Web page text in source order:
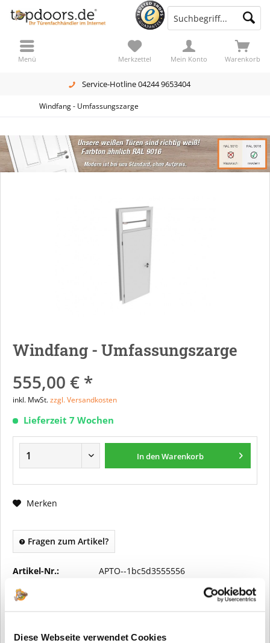
Diese Webseite verwendet Cookies
Service-Hotline 04244 9653404
Warenkorb
Merkzettel Mein Konto
Menü
Windfang - Umfassungszarge
Windfang - Umfassungszarge
555,00 € *
inkl. MwSt.zzgl. Versandkosten
Lieferzeit 7 Wochen
In denWarenkorb
Merken
Fragen zum Artikel?
Artikel-Nr.: APTO--1bc5d3555556
Vorteile